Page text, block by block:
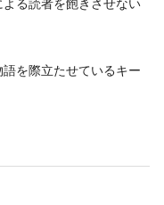
を際立たせているキー